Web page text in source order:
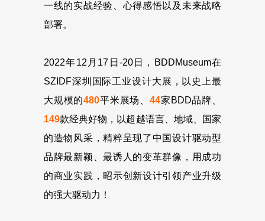
一线的实战经验、心得感悟以及未来战略
部署。
2022年12月17日-20日，BDDMuseum在
SZIDF深圳国际工业设计大展，以史上最
大规模的480平米展场、44家BDD品牌、
149款经典好物，以超越语言、地域、国家
的造物风采，精粹呈现了中国设计驱动型
品牌最新颖、最诱人的变革群像，用成功
的商业实践，昭示创新设计引领产业升级
的强大驱动力！